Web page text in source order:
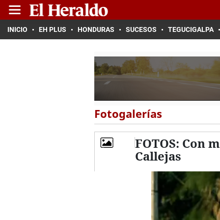
INICIO EH PLUS HONDURAS SUCESOS TEGUCIGALPA
Fotogalerías
FOTOS: Con
Callejas